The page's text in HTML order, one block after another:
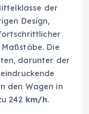
der
Design,
Die
darunter der
den Wagen in
242 km/h.